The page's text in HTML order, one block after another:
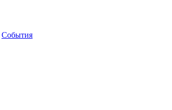
События